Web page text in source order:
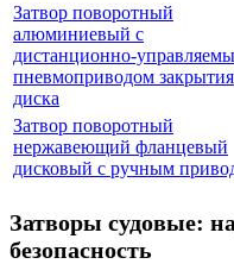
Затвор поворотный
алюминиевый с
дистанционно-
пневмоприводом закрытия
диска
Затвор поворотный
нержавеющий фланцевый
дисковый с ручным
Затворы судовые:
безопасность